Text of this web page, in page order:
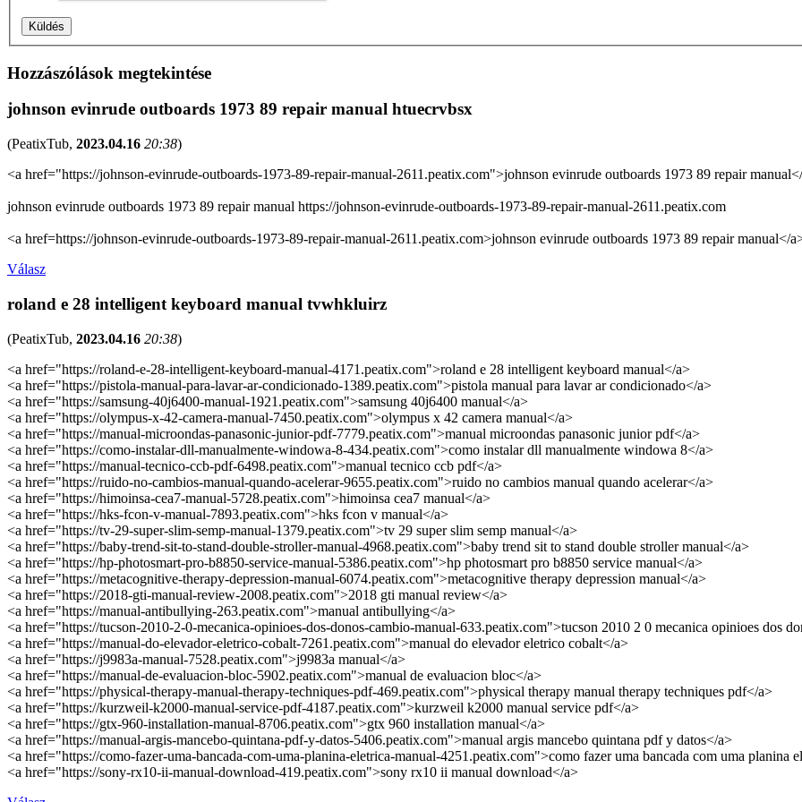
Hozzászólások megtekintése
johnson evinrude outboards 1973 89 repair manual htuecrvbsx
(PeatixTub, 2023.04.16 20:38)
<a href="https://johnson-evinrude-outboards-1973-89-repair-manual-2611.peatix.com">johnson evinrude outboards 1973 89 repair
johnson evinrude outboards 1973 89 repair manual https://johnson-evinrude-outboards-1973-89-repair-manual-2611.peatix.com
<a href=https://johnson-evinrude-outboards-1973-89-repair-manual-2611.peatix.com>johnson evinrude outboards 1973 89 repair manual</
Válasz
roland e 28 intelligent keyboard manual tvwhkluirz
(PeatixTub, 2023.04.16 20:38)
<a href="https://roland-e-28-intelligent-keyboard-manual-4171.peatix.com">roland e 28 intelligent keyboard manual</a>
<a href="https://pistola-manual-para-lavar-ar-condicionado-1389.peatix.com">pistola manual para lavar ar condicionado</a>
<a href="https://samsung-40j6400-manual-1921.peatix.com">samsung 40j6400 manual</a>
<a href="https://olympus-x-42-camera-manual-7450.peatix.com">olympus x 42 camera manual</a>
<a href="https://manual-microondas-panasonic-junior-pdf-7779.peatix.com">manual microondas panasonic junior pdf</a>
<a href="https://como-instalar-dll-manualmente-windowa-8-434.peatix.com">como instalar dll manualmente windowa 8</a>
<a href="https://manual-tecnico-ccb-pdf-6498.peatix.com">manual tecnico ccb pdf</a>
<a href="https://ruido-no-cambios-manual-quando-acelerar-9655.peatix.com">ruido no cambios manual quando acelerar</a>
<a href="https://himoinsa-cea7-manual-5728.peatix.com">himoinsa cea7 manual</a>
<a href="https://hks-fcon-v-manual-7893.peatix.com">hks fcon v manual</a>
<a href="https://tv-29-super-slim-semp-manual-1379.peatix.com">tv 29 super slim semp manual</a>
<a href="https://baby-trend-sit-to-stand-double-stroller-manual-4968.peatix.com">baby trend sit to stand double stroller manual</a>
<a href="https://hp-photosmart-pro-b8850-service-manual-5386.peatix.com">hp photosmart pro b8850 service manual</a>
<a href="https://metacognitive-therapy-depression-manual-6074.peatix.com">metacognitive therapy depression manual</a>
<a href="https://2018-gti-manual-review-2008.peatix.com">2018 gti manual review</a>
<a href="https://manual-antibullying-263.peatix.com">manual antibullying</a>
<a href="https://tucson-2010-2-0-mecanica-opinioes-dos-donos-cambio-manual-633.peatix.com">tucson 2010 2 0 mecanica opinioes dos
<a href="https://manual-do-elevador-eletrico-cobalt-7261.peatix.com">manual do elevador eletrico cobalt</a>
<a href="https://j9983a-manual-7528.peatix.com">j9983a manual</a>
<a href="https://manual-de-evaluacion-bloc-5902.peatix.com">manual de evaluacion bloc</a>
<a href="https://physical-therapy-manual-therapy-techniques-pdf-469.peatix.com">physical therapy manual therapy techniques pdf</a>
<a href="https://kurzweil-k2000-manual-service-pdf-4187.peatix.com">kurzweil k2000 manual service pdf</a>
<a href="https://gtx-960-installation-manual-8706.peatix.com">gtx 960 installation manual</a>
<a href="https://manual-argis-mancebo-quintana-pdf-y-datos-5406.peatix.com">manual argis mancebo quintana pdf y datos</a>
<a href="https://como-fazer-uma-bancada-com-uma-planina-eletrica-manual-4251.peatix.com">como fazer uma bancada com uma planina
<a href="https://sony-rx10-ii-manual-download-419.peatix.com">sony rx10 ii manual download</a>